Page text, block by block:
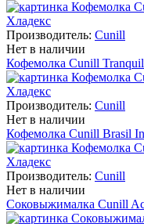
Производитель: Cunill
Нет в наличии
Кофемолка Cunill
Производитель: Cunill
Нет в наличии
Кофемолка Cunill Brasil
Производитель: Cunill
Нет в наличии
Соковыжималка Cunill